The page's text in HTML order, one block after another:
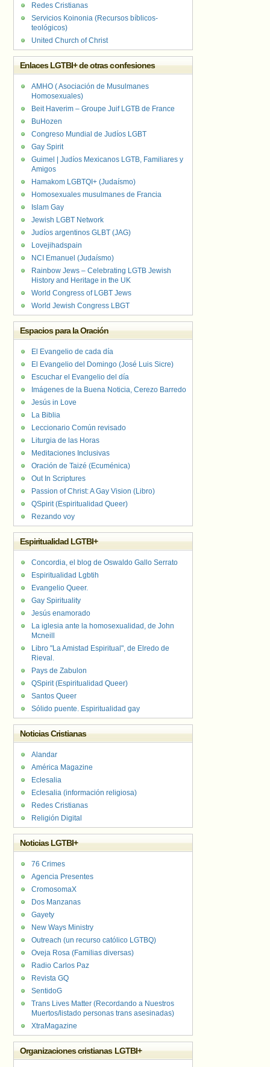
Redes Cristianas
Servicios Koinonia (Recursos bíblicos-
teológicos)
United Church of Christ
Enlaces LGTBI+ de otras confesiones
AMHO ( Asociación de Musulmanes
Homosexuales)
Beit Haverim – Groupe Juif LGTB de France
BuHozen
Congreso Mundial de Judíos LGBT
Gay Spirit
Guimel | Judíos Mexicanos LGTB, Familiares y
Amigos
Hamakom LGBTQI+ (Judaísmo)
Homosexuales musulmanes de Francia
Islam Gay
Jewish LGBT Network
Judíos argentinos GLBT (JAG)
Lovejihadspain
NCI Emanuel (Judaísmo)
Rainbow Jews – Celebrating LGTB Jewish
History and Heritage in the UK
World Congress of LGBT Jews
World Jewish Congress LBGT
Espacios para la Oración
El Evangelio de cada día
El Evangelio del Domingo (José Luis Sicre)
Escuchar el Evangelio del día
Imágenes de la Buena Noticia, Cerezo Barredo
Jesús in Love
La Biblia
Leccionario Común revisado
Liturgia de las Horas
Meditaciones Inclusivas
Oración de Taizé (Ecuménica)
Out In Scriptures
Passion of Christ: A Gay Vision (Libro)
QSpirit (Espiritualidad Queer)
Rezando voy
Espiritualidad LGTBI+
Concordia, el blog de Oswaldo Gallo Serrato
Espiritualidad Lgbtih
Evangelio Queer.
Gay Spirituality
Jesús enamorado
La iglesia ante la homosexualidad, de John
Mcneill
Libro "La Amistad Espiritual", de Elredo de
Rieval.
Pays de Zabulon
QSpirit (Espiritualidad Queer)
Santos Queer
Sólido puente. Espiritualidad gay
Noticias Cristianas
Alandar
América Magazine
Eclesalia
Eclesalia (información religiosa)
Redes Cristianas
Religión Digital
Noticias LGTBI+
76 Crimes
Agencia Presentes
CromosomaX
Dos Manzanas
Gayety
New Ways Ministry
Outreach (un recurso católico LGTBQ)
Oveja Rosa (Familias diversas)
Radio Carlos Paz
Revista GQ
SentidoG
Trans Lives Matter (Recordando a Nuestros
Muertos/listado personas trans asesinadas)
XtraMagazine
Organizaciones cristianas LGTBI+